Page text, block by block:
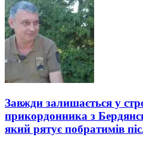
Завжди залишається у
прикордонника з
який рятує побратимів